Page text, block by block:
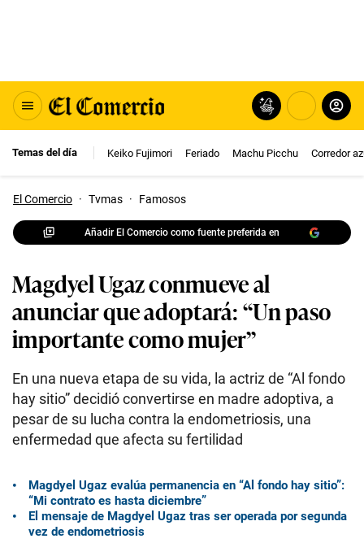
Temas del día Keiko Fujimori Feriado Machu Picchu Corredor
El Comercio · Tvmas · Famosos
Añadir El Comercio como fuente preferida en
Magdyel Ugaz conmueve al
anunciar que adoptará: “Un paso
importante como mujer”
En una nueva etapa de su vida, la actriz de “Al fondo
hay sitio” decidió convertirse en madre adoptiva, a
pesar de su lucha contra la endometriosis, una
enfermedad que afecta su fertilidad
Magdyel Ugaz evalúa permanencia en “Al fondo hay sitio”:
“Mi contrato es hasta diciembre”
El mensaje de Magdyel Ugaz tras ser operada por segunda
vez de endometriosis